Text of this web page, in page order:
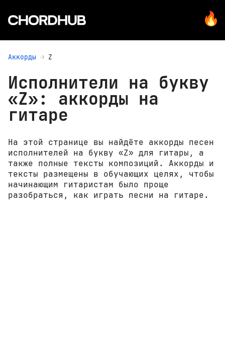
Аккорды Z
Исполнители на букву
«Z»: аккорды на
гитаре
На этой странице вы найдёте аккорды песен
исполнителей на букву «Z» для гитары, а
также полные тексты композиций. Аккорды и
тексты размещены в обучающих целях, чтобы
начинающим гитаристам было проще
разобраться, как играть песни на гитаре.